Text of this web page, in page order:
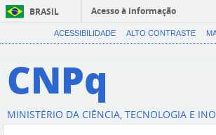
BRASIL
Acesso à informação
ACESSIBILIDADE ALTO CONTRASTE
CNPq
MINISTÉRIO DA CIÊNCIA, TECNOLOGIA E